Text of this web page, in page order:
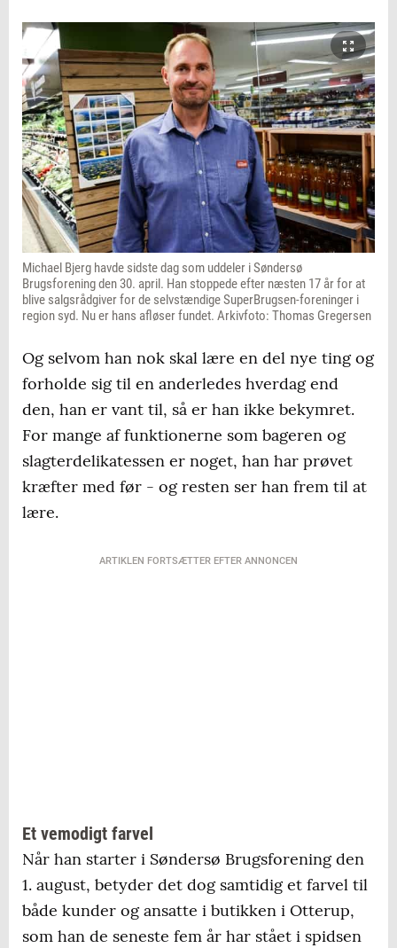
Michael Bjerg havde sidste dag som uddeler i Søndersø
Brugsforening den 30. april. Han stoppede efter næsten 17 år for at
blive salgsrådgiver for de selvstændige SuperBrugsen-foreninger i
region syd. Nu er hans afløser fundet. Arkivfoto: Thomas Gregersen
Og selvom han nok skal lære en del nye ting og
forholde sig til en anderledes hverdag end
den, han er vant til, så er han ikke bekymret.
For mange af funktionerne som bageren og
slagterdelikatessen er noget, han har prøvet
kræfter med før - og resten ser han frem til at
lære.
ARTIKLEN FORTSÆTTER EFTER ANNONCEN
Et vemodigt farvel
Når han starter i Søndersø Brugsforening den
1. august, betyder det dog samtidig et farvel til
både kunder og ansatte i butikken i Otterup,
som han de seneste fem år har stået i spidsen